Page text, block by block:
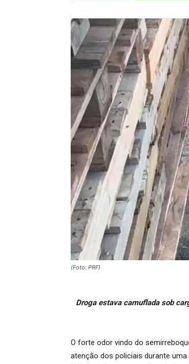
(Foto: PRF)
Droga estava camuflada sob
O forte odor vindo do
atenção dos policiais durante